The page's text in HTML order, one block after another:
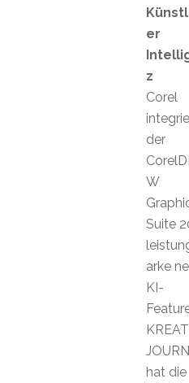
er
z
Corel
der
W
Suite
arke
KI-
hat die